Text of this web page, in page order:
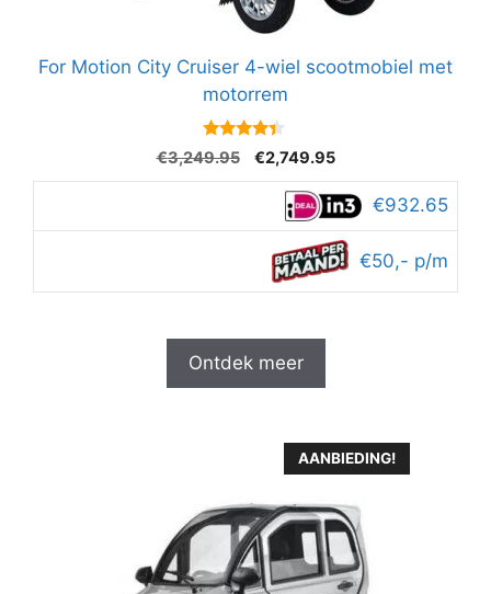
For Motion City Cruiser 4-wiel scootmobiel met
motorrem
4.2
van 5
€3,249.95
Oorspronkelijke
prijs
was:
€3,249.95.
€2,749.95Huidige
prijs
is:
€2,749.95.
€932.65
€50,- p/m
Ontdek meer
AANBIEDING!